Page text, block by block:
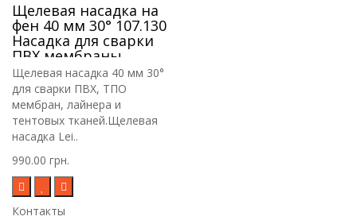
Щелевая насадка на
фен 40 мм 30° 107.130
Насадка для сварки
ПВХ мембраны,
лайнера, тента
Щелевая насадка 40 мм 30°
для сварки ПВХ, ТПО
мембран, лайнера и
тентовых тканей.Щелевая
насадка Lei..
990.00 грн.
Контакты